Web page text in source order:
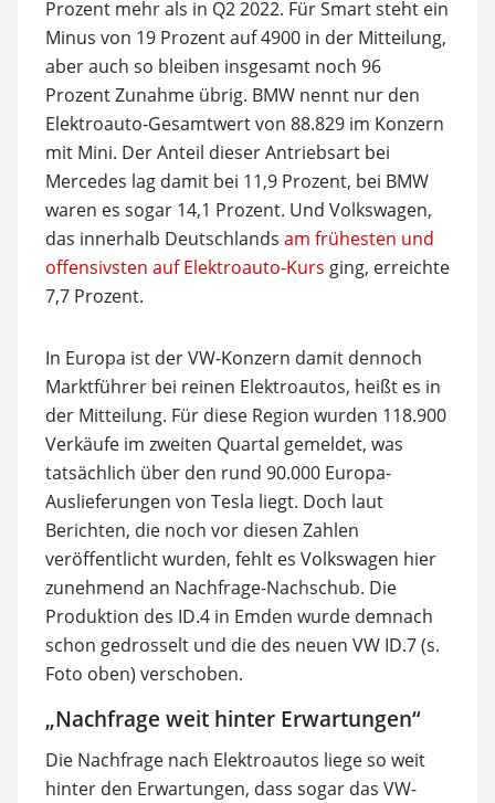
Prozent mehr als in Q2 2022. Für Smart steht ein
Minus von 19 Prozent auf 4900 in der Mitteilung,
aber auch so bleiben insgesamt noch 96
Prozent Zunahme übrig. BMW nennt nur den
Elektroauto-Gesamtwert von 88.829 im Konzern
mit Mini. Der Anteil dieser Antriebsart bei
Mercedes lag damit bei 11,9 Prozent, bei BMW
waren es sogar 14,1 Prozent. Und Volkswagen,
das innerhalb Deutschlands am frühesten und
offensivsten auf Elektroauto-Kurs ging, erreichte
7,7 Prozent.
In Europa ist der VW-Konzern damit dennoch
Marktführer bei reinen Elektroautos, heißt es in
der Mitteilung. Für diese Region wurden 118.900
Verkäufe im zweiten Quartal gemeldet, was
tatsächlich über den rund 90.000 Europa-
Auslieferungen von Tesla liegt. Doch laut
Berichten, die noch vor diesen Zahlen
veröffentlicht wurden, fehlt es Volkswagen hier
zunehmend an Nachfrage-Nachschub. Die
Produktion des ID.4 in Emden wurde demnach
schon gedrosselt und die des neuen VW ID.7 (s.
Foto oben) verschoben.
„Nachfrage weit hinter Erwartungen“
Die Nachfrage nach Elektroautos liege so weit
hinter den Erwartungen, dass sogar das VW-